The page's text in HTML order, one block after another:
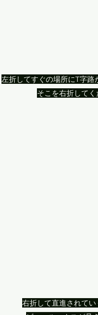
左折してすぐの場所にT字路
そこを右折してく
右折して直進されて